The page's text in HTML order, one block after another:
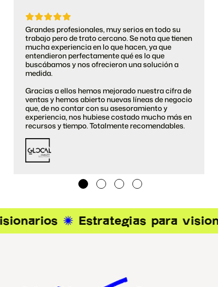
Grandes profesionales, muy serios en todo su
trabajo pero de trato cercano. Se nota que tienen
mucha experiencia en lo que hacen, ya que
entendieron perfectamente qué es lo que
buscábamos y nos ofrecieron una solución a
medida.
Gracias a ellos hemos mejorado nuestra cifra de
ventas y hemos abierto nuevas líneas de negocio
que, de no contar con su asesoramiento y
experiencia, nos hubiese costado mucho más en
recursos y tiempo. Totalmente recomendables.